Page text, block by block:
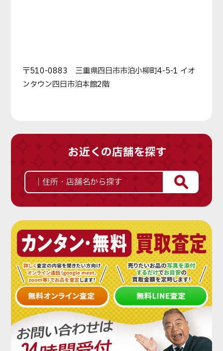
〒510-0883 三重県四日市市泊小柳町4-5-1 イオ
ンタウン四日市泊本館2階
お近くの店舗を探す